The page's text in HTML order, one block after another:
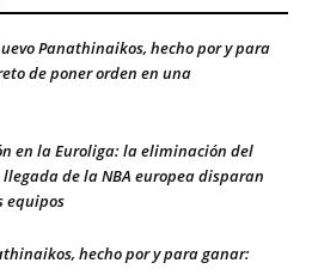
Panathinaikos, hecho por y para
de poner orden en una
en la Euroliga: la eliminación del
de la NBA europea disparan
equipos
hecho por y para ganar: